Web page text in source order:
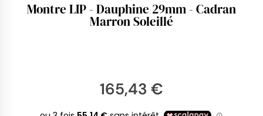
Montre LIP - Dauphine 29mm - Cadran
Marron Soleillé
165,43 €